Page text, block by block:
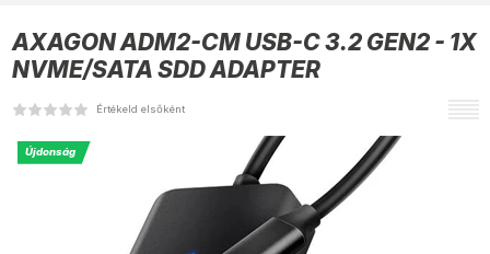
AXAGONADM2-CM USB-C 3.2 GEN2 - 1X
NVME/SATA SDD ADAPTER
Értékeld elsőként
Újdonság